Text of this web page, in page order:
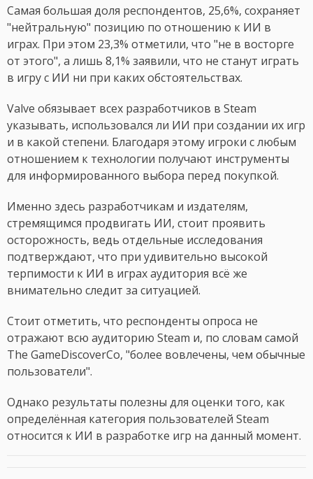
Самая большая доля респондентов, 25,6%, сохраняет
"нейтральную" позицию по отношению к ИИ в
играх. При этом 23,3% отметили, что "не в восторге
от этого", а лишь 8,1% заявили, что не станут играть
в игру с ИИ ни при каких обстоятельствах.
Valve обязывает всех разработчиков в Steam
указывать, использовался ли ИИ при создании их игр
и в какой степени. Благодаря этому игроки с любым
отношением к технологии получают инструменты
для информированного выбора перед покупкой.
Именно здесь разработчикам и издателям,
стремящимся продвигать ИИ, стоит проявить
осторожность, ведь отдельные исследования
подтверждают, что при удивительно высокой
терпимости к ИИ в играх аудитория всё же
внимательно следит за ситуацией.
Стоит отметить, что респонденты опроса не
отражают всю аудиторию Steam и, по словам самой
The GameDiscoverCo, "более вовлечены, чем обычные
пользователи".
Однако результаты полезны для оценки того, как
определённая категория пользователей Steam
относится к ИИ в разработке игр на данный момент.